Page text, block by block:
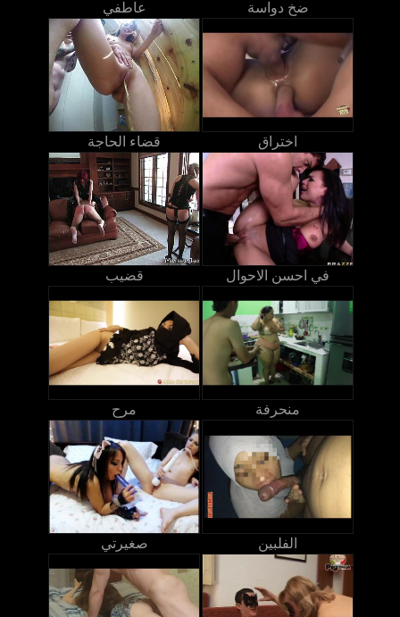
عاطفي ضخ دواسة
قضاء الحاجة اختراق
قضيب في احسن الاحوال
مرح منحرفة
صغيرتي الفلبين